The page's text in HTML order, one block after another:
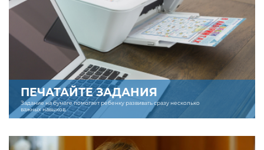
ПЕЧАТАЙТЕ ЗАДАНИЯ
Задание на бумаге помогает ребенку развивать сразу несколько
важных навыков.